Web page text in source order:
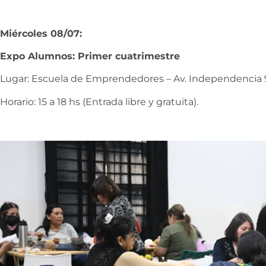
Miércoles 08/07:
Expo Alumnos: Primer cuatrimestre
Lugar: Escuela de Emprendedores – Av. Independencia
Horario: 15 a 18 hs (Entrada libre y gratuita).